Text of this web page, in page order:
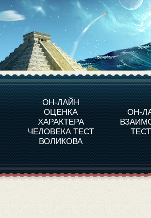
ОН-ЛАЙН
ОЦЕНКА
ХАРАКТЕРА
ЧЕЛОВЕКА ТЕСТ
ВОЛИКОВА
ОН-
О ПРОГРАММЕ
ОЦЕНКА ХАРАКТЕРA
ЧЕЛОВЕКА
ОЦЕНКА ХАРАКТЕРА
ВЫДАЮЩИХСЯ
ЛИЧНОСТЕЙ